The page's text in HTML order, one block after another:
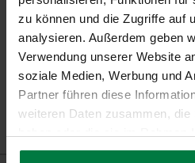
zu können und die Zugriffe auf
analysieren. Außerdem geben
Verwendung unserer Website
soziale Medien, Werbung und
Partner führen diese
weiteren Daten zusammen, die
gesammelt haben.
Garantie:
Fußbodenheizung: